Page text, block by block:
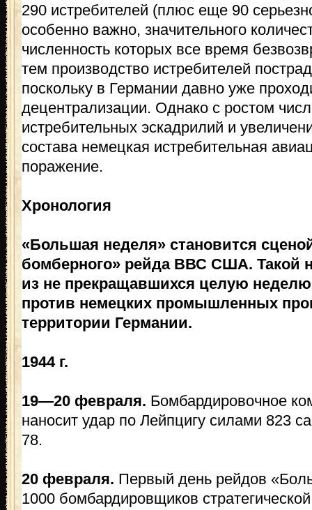
290 истребителей (плюс еще 90
особенно важно, значительного
численность которых все время
тем производство истребителей
поскольку в Германии давно уже
децентрализации. Однако с ростом
истребительных эскадрилий и
состава немецкая истребительная
поражение.
Хронология
«Большая неделя» становится
бомберного» рейда ВВС США. Такой
из не прекращавшихся целую
против немецких промышленных
территории Германии.
1944 г.
19—20 февраля. Бомбардировочное
наносит удар по Лейпцигу силами 823
78.
20 февраля. Первый день рейдов
1000 бомбардировщиков